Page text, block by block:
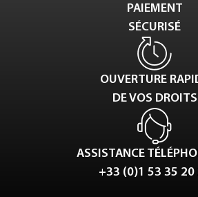
PAIEMENT
SÉCURISÉ
OUVERTURE
DE VOS DROITS
ASSISTANCE
+33 (0)1 53 35 20